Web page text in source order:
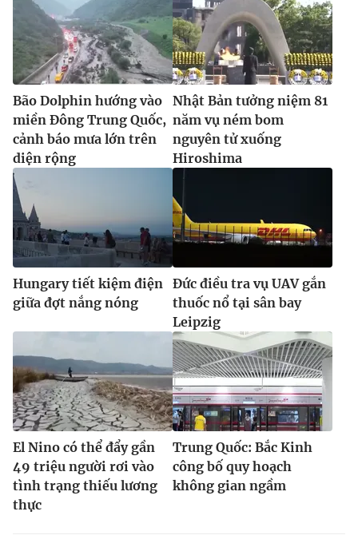
Bão Dolphin hướng vào
miền Đông Trung Quốc,
cảnh báo mưa lớn trên
diện rộng
Nhật Bản tưởng niệm 81
năm vụ ném bom
nguyên tử xuống
Hiroshima
Hungary tiết kiệm điện
giữa đợt nắng nóng
Đức điều tra vụ UAV gắn
thuốc nổ tại sân bay
Leipzig
El Nino có thể đẩy gần
49 triệu người rơi vào
tình trạng thiếu lương
thực
Trung Quốc: Bắc Kinh
công bố quy hoạch
không gian ngầm